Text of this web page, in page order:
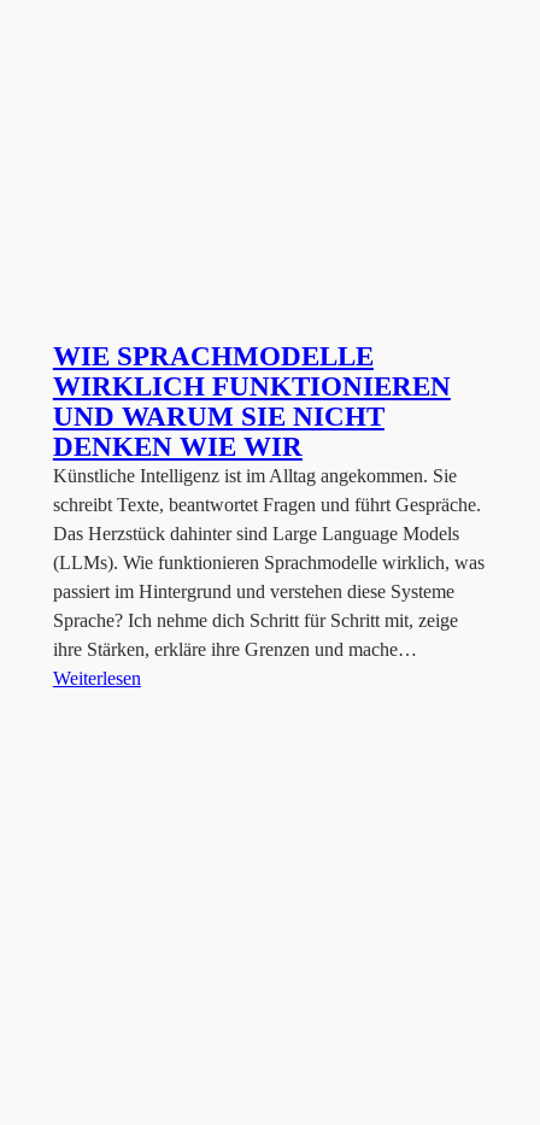
WIE SPRACHMODELLE
WIRKLICH FUNKTIONIEREN
UND WARUM SIE NICHT
DENKEN WIE WIR
Künstliche Intelligenz ist im Alltag angekommen. Sie
schreibt Texte, beantwortet Fragen und führt Gespräche.
Das Herzstück dahinter sind Large Language Models
(LLMs). Wie funktionieren Sprachmodelle wirklich, was
passiert im Hintergrund und verstehen diese Systeme
Sprache? Ich nehme dich Schritt für Schritt mit, zeige
ihre Stärken, erkläre ihre Grenzen und mache…
Weiterlesen